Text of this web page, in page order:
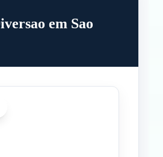
em Sao